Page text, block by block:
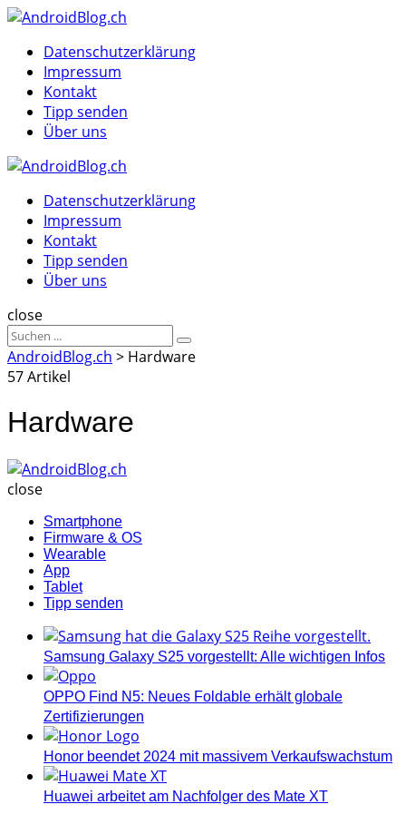
Menu
MenuDatenschutzerklärung
Impressum
Kontakt
Tipp senden
Über uns
Datenschutzerklärung
Impressum
Kontakt
Tipp senden
Über uns
Suche
close
Sucheergebnisse
für
Suche
AndroidBlog.ch > Hardware
57 Artikel
Hardware
close
Smartphone
Firmware & OS
Wearable
App
Tablet
Tipp senden
Samsung Galaxy S25 vorgestellt: Alle wichtigen Infos
OPPO Find N5: Neues Foldable erhält globale
Zertifizierungen
Honor beendet 2024 mit massivem Verkaufswachstum
Huawei arbeitet am Nachfolger des Mate XT